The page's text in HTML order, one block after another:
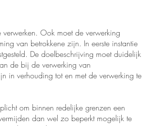
Ook moet de verwerking
van betrokkene zijn. In eerste instantie
De doelbeschrijving moet duidelijk
de bij de verwerking van
in verhouding tot en met de verwerking te
om binnen redelijke grenzen een
dan wel zo beperkt mogelijk te